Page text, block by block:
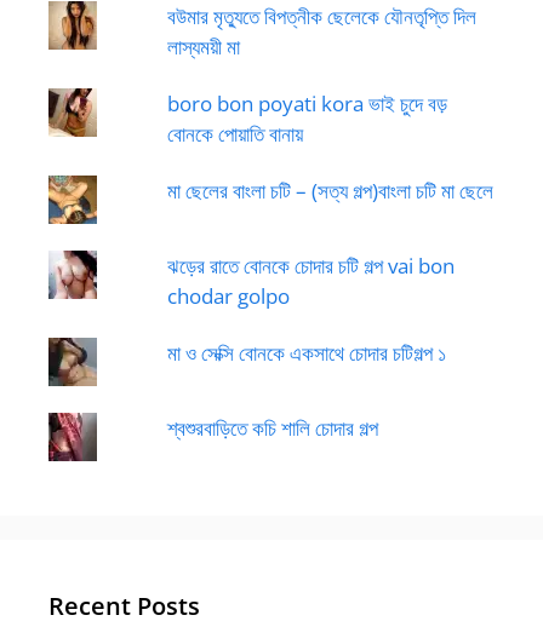
বউমার মৃত্যুতে বিপত্নীক ছেলেকে যৌনতৃপ্তি দিল
লাস্যময়ী মা
boro bon poyati kora ভাই চুদে বড়
বোনকে পোয়াতি বানায়
মা ছেলের বাংলা চটি – (সত্য গল্প)বাংলা চটি মা ছেলে
ঝড়ের রাতে বোনকে চোদার চটি গল্প vai bon
chodar golpo
মা ও সেক্সি বোনকে একসাথে চোদার চটিগল্প ১
শ্বশুরবাড়িতে কচি শালি চোদার গল্প
Recent Posts